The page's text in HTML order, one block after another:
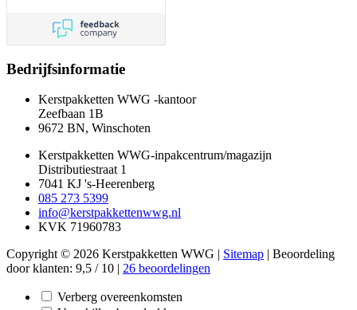
Bedrijfsinformatie
Kerstpakketten WWG -kantoor
Zeefbaan 1B
9672 BN, Winschoten
Kerstpakketten WWG-inpakcentrum/magazijn
Distributiestraat 1
7041 KJ 's-Heerenberg
085 273 5399
info@kerstpakkettenwwg.nl
KVK 71960783
Copyright © 2026 Kerstpakketten WWG | Sitemap | Beoordeling
door klanten: 9,5 / 10 | 26 beoordelingen
Verberg overeenkomsten